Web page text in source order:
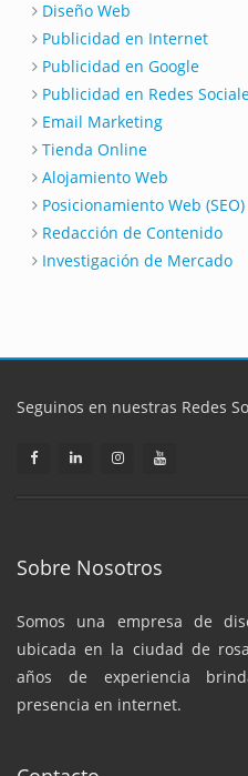
Diseño Web
Publicidad en Internet
Publicidad en Google
Publicidad en Redes
Email Marketing
Tienda Online
Alojamiento Web
Posicionamiento Web (SEO)
Redacción de Contenido
Investigación de Mercado
Seguinos en nuestras Redes
Sobre Nosotros
Somos una empresa de
ubicada en la ciudad de
años de experiencia
presencia en internet.